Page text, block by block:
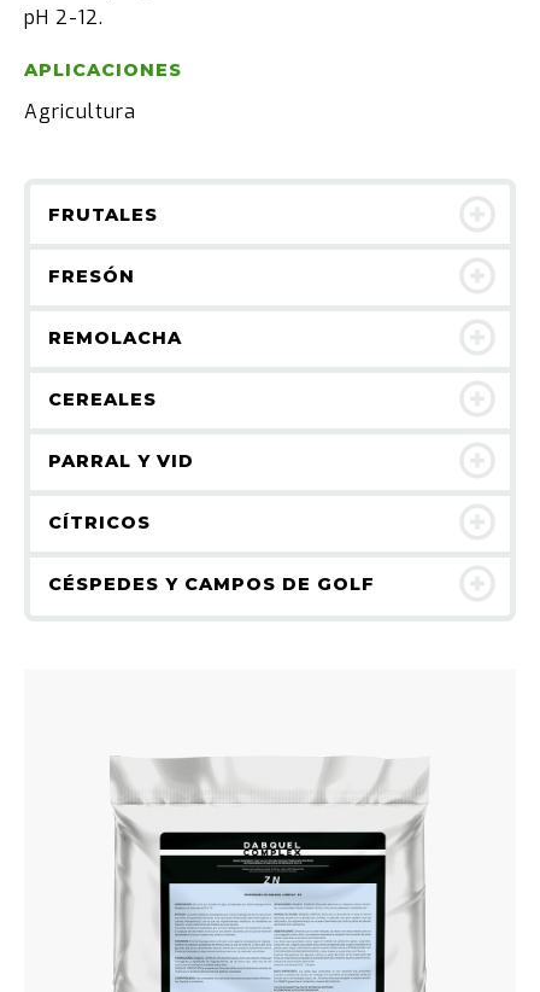
pH 2-12.
APLICACIONES
Agricultura
FRUTALES
FRESÓN
REMOLACHA
CEREALES
PARRAL Y VID
CÍTRICOS
CÉSPEDES Y CAMPOS DE GOLF